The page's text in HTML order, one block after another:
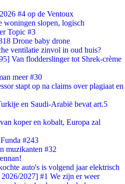
#4 op de Ventoux
woningen slopen, logisch
Topic #3
Drone baby drone
ventilatie zinvol in oud huis?
Van flodderslinger tot Shrek-crème
meer #30
stapt op na claims over plagiaat en
en Saudi-Arabië bevat art.5
koper en kobalt, Europa zal
#243
muzikanten #32
auto's is volgend jaar elektrisch
2027] #1 We zijn er weer